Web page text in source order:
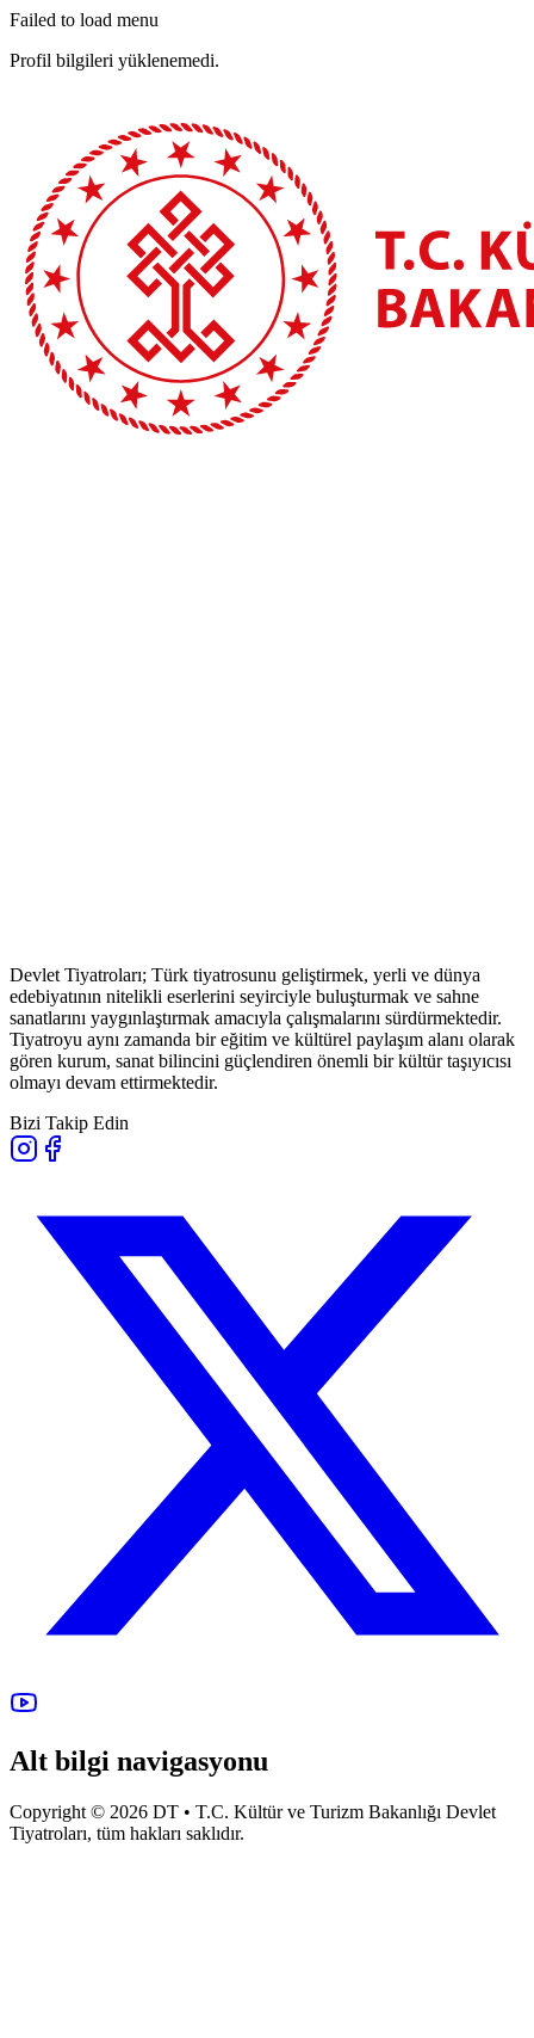
Failed to load menu
Profil bilgileri yüklenemedi.
Devlet Tiyatroları; Türk tiyatrosunu geliştirmek, yerli ve dünya
edebiyatının nitelikli eserlerini seyirciyle buluşturmak ve sahne
sanatlarını yaygınlaştırmak amacıyla çalışmalarını sürdürmektedir.
Tiyatroyu aynı zamanda bir eğitim ve kültürel paylaşım alanı olarak
gören kurum, sanat bilincini güçlendiren önemli bir kültür taşıyıcısı
olmayı devam ettirmektedir.
Bizi Takip Edin
Alt bilgi navigasyonu
Copyright © 2026 DT • T.C. Kültür ve Turizm Bakanlığı Devlet
Tiyatroları, tüm hakları saklıdır.